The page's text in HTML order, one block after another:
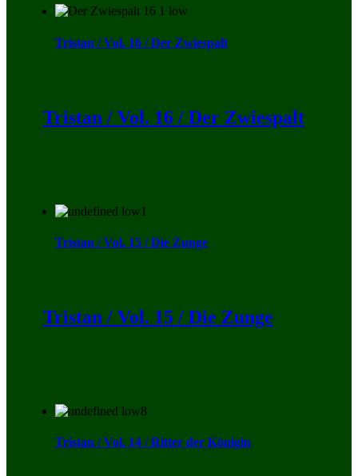
Tristan / Vol. 16 / Der Zwiespalt
Tristan / Vol. 16 / Der Zwiespalt
Tristan / Vol. 15 / Die Zunge
Tristan / Vol. 15 / Die Zunge
Tristan / Vol. 14 / Ritter der Königin